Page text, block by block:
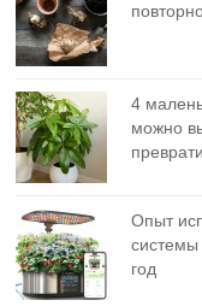
4
можно
Опыт
системы
год